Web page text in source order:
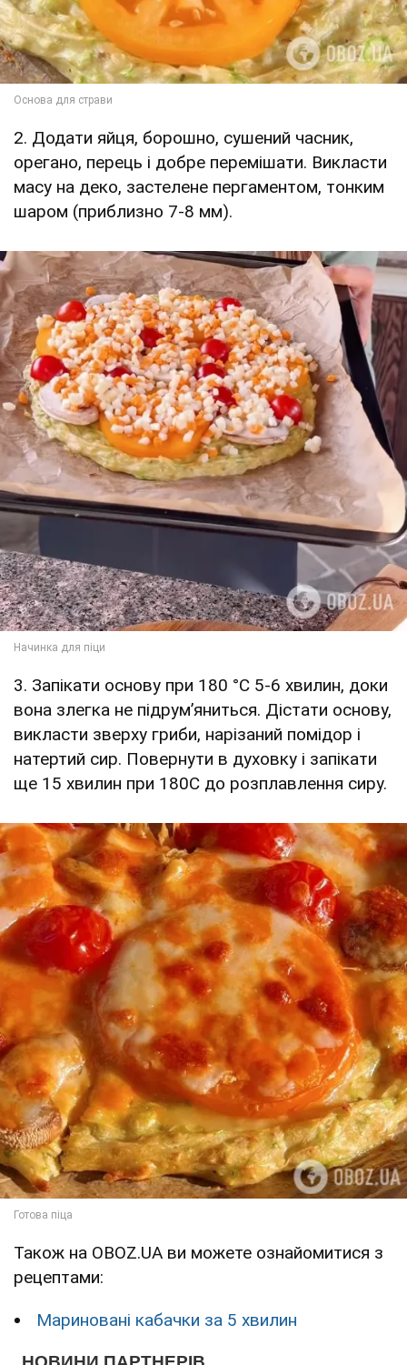
2. Додати яйця, борошно, сушений часник,
орегано, перець і добре перемішати. Викласти
масу на деко, застелене пергаментом, тонким
шаром (приблизно 7-8 мм).
3. Запікати основу при 180 °C 5-6 хвилин, доки
вона злегка не підрум’яниться. Дістати основу,
викласти зверху гриби, нарізаний помідор і
натертий сир. Повернути в духовку і запікати
ще 15 хвилин при 180C до розплавлення сиру.
Також на OBOZ.UA ви можете ознайомитися з
рецептами:
Мариновані кабачки за 5 хвилин